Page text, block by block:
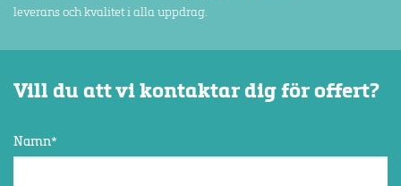
leverans och kvalitet i alla uppdrag.
Vill du att vi kontaktar dig för offert?
Namn*